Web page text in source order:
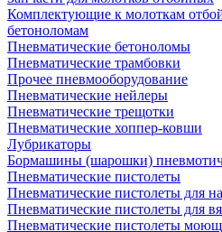
Комплектующие к молоткам
бетоноломам
Пневматические бетоноломы
Пневматические трамбовки
Прочее пневмооборудование
Пневматические нейлеры
Пневматические трещотки
Пневматические хоппер-ковши
Лубрикаторы
Бормашины (шарошки)
Пневматические пистолеты
Пневматические пистолеты для
Пневматические пистолеты для
Пневматические пистолеты